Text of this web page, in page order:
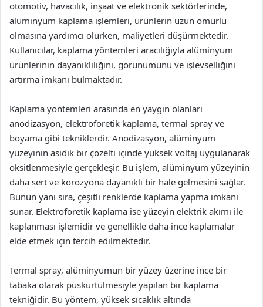
otomotiv, havacılık, inşaat ve elektronik sektörlerinde,
alüminyum kaplama işlemleri, ürünlerin uzun ömürlü
olmasına yardımcı olurken, maliyetleri düşürmektedir.
Kullanıcılar, kaplama yöntemleri aracılığıyla alüminyum
ürünlerinin dayanıklılığını, görünümünü ve işlevselliğini
artırma imkanı bulmaktadır.
Kaplama yöntemleri arasında en yaygın olanları
anodizasyon, elektroforetik kaplama, termal spray ve
boyama gibi tekniklerdir. Anodizasyon, alüminyum
yüzeyinin asidik bir çözelti içinde yüksek voltaj uygulanarak
oksitlenmesiyle gerçekleşir. Bu işlem, alüminyum yüzeyinin
daha sert ve korozyona dayanıklı bir hale gelmesini sağlar.
Bunun yanı sıra, çeşitli renklerde kaplama yapma imkanı
sunar. Elektroforetik kaplama ise yüzeyin elektrik akımı ile
kaplanması işlemidir ve genellikle daha ince kaplamalar
elde etmek için tercih edilmektedir.
Termal spray, alüminyumun bir yüzey üzerine ince bir
tabaka olarak püskürtülmesiyle yapılan bir kaplama
tekniğidir. Bu yöntem, yüksek sıcaklık altında